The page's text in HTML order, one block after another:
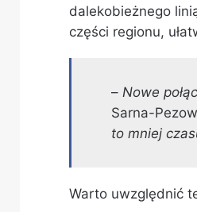
dalekobieżnego
części regionu,
– Nowe
Sarna-
to mniej
Warto uwzględnić